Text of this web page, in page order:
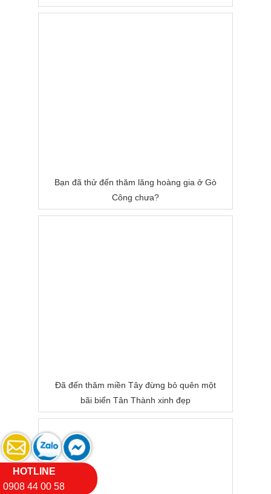
Bạn đã thử đến thăm lăng hoàng gia ở Gò
Công chưa?
Đã đến thăm miền Tây đừng bỏ quên một
bãi biển Tân Thành xinh đẹp
HOTLINE
0908 44 00 58